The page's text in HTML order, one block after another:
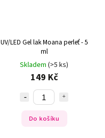
UV/LED Gel lak Moana perleť - 5
ml
Skladem (>5 ks)
149 Kč
Do košíku